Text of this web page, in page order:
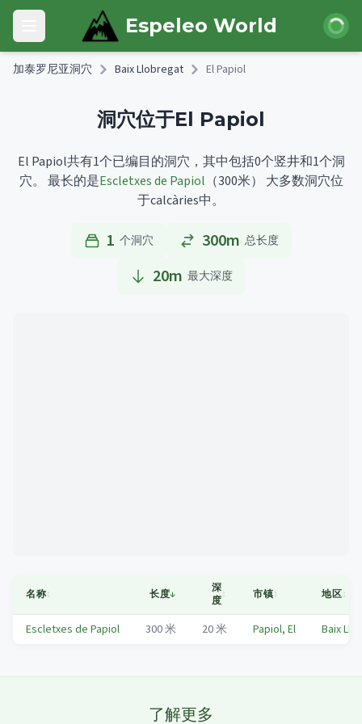
Skip to main content
Open main menu Espeleo World 登录
加泰罗尼亚洞穴 Baix Llobregat El Papiol
洞穴位于El Papiol
El Papiol共有1个已编目的洞穴，其中包括0个竖井和1个洞
穴。
最长的是Escletxes de Papiol （300米）
大多数洞穴位
于calcàries中。
1 个洞穴 300m 总长度
20m 最大深度
名称↕ 长度↓
深
度↕ 市镇↕ 地区↕
Escletxes de Papiol 300米 20米 Papiol, El Baix
了解更多